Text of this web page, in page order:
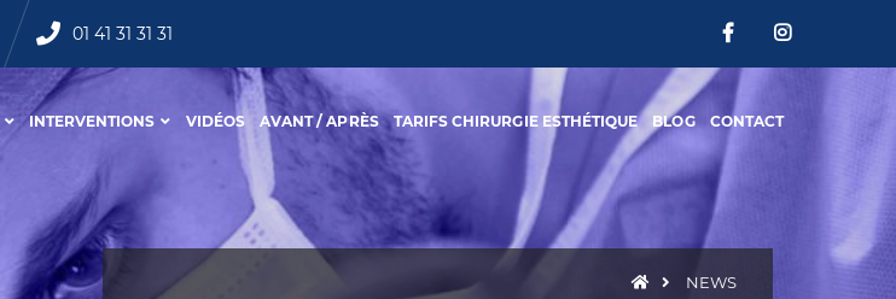
01 41 31 31 31
INTERVENTIONS VIDÉOS AVANT / APRÈS TARIFS CHIRURGIE ESTHÉTIQUE BLOG CONTACT
NEWS